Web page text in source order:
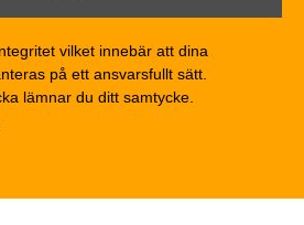
brandmotstånd
sprinkler
vilket innebär att dina
på ett ansvarsfullt sätt.
lämnar du ditt samtycke.